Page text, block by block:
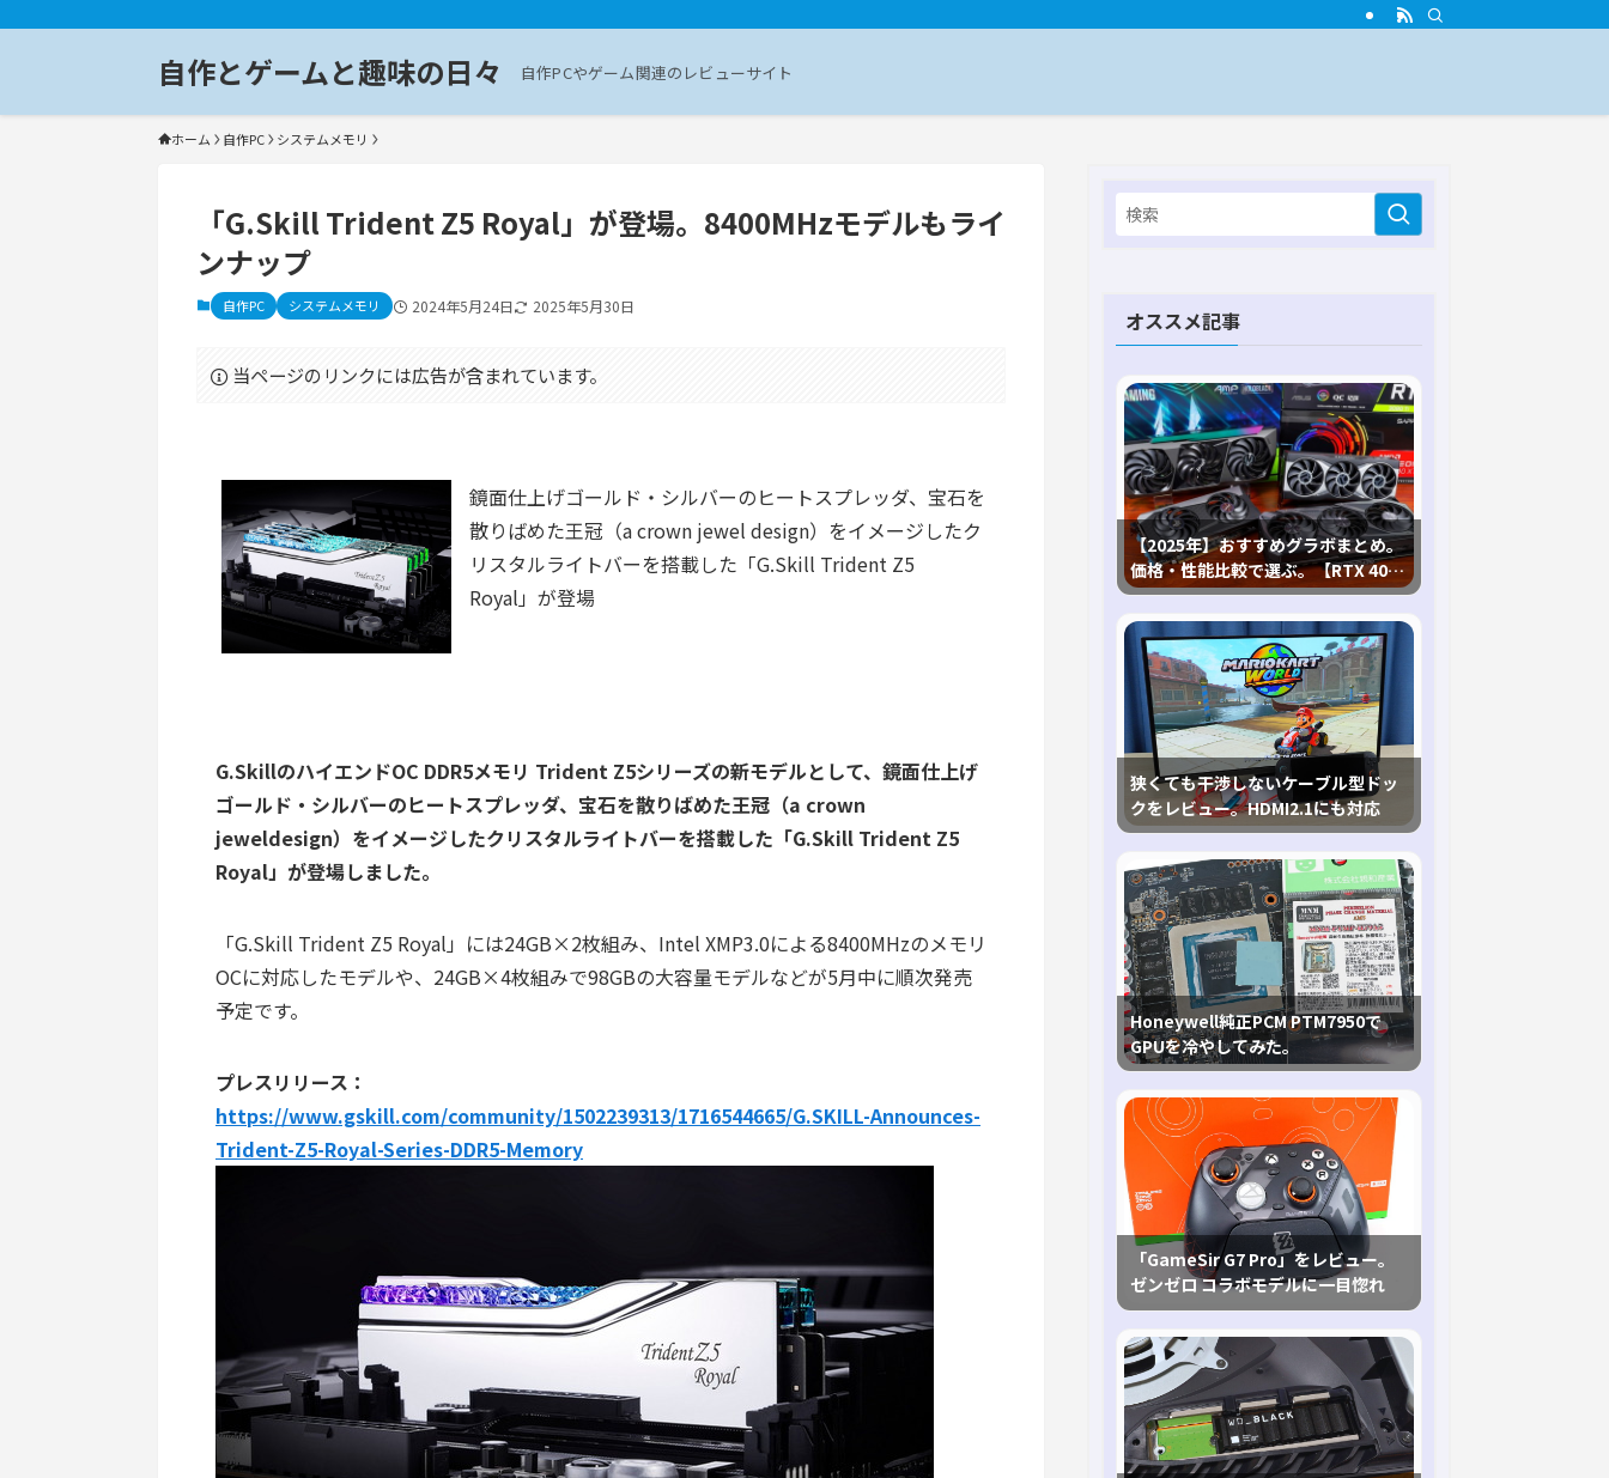
自作とゲームと趣味の日々 自作PCやゲーム関連のレビューサイト
ホーム 自作PC システムメモリ
「G.Skill Trident Z5 Royal」が登場。8400MHzモデルもライ
ンナップ
自作PC システムメモリ 2024年5月24日 2025年5月30日
当ページのリンクには広告が含まれています。
鏡面仕上げゴールド・シルバーのヒートスプレッダ、宝石を
散りばめた王冠（a crown jewel design）をイメージしたク
リスタルライトバーを搭載した「G.Skill Trident Z5
Royal」が登場
G.SkillのハイエンドOC DDR5メモリ Trident Z5シリーズの新モデルとして、鏡面仕上げ
ゴールド・シルバーのヒートスプレッダ、宝石を散りばめた王冠（a crown
jeweldesign）をイメージしたクリスタルライトバーを搭載した「G.Skill Trident Z5
Royal」が登場しました。
「G.Skill Trident Z5 Royal」には24GB×2枚組み、Intel XMP3.0による8400MHzのメモリ
OCに対応したモデルや、24GB×4枚組みで98GBの大容量モデルなどが5月中に順次発売
予定です。
プレスリリース：
https://www.gskill.com/community/1502239313/1716544665/G.SKILL-Announces-
Trident-Z5-Royal-Series-DDR5-Memory
オススメ記事
【2025年】おすすめグラボまとめ。
価格・性能比較で選ぶ。【RTX 40,
RX 7000各種に対応】
狭くても干渉しないケーブル型ドッ
クをレビュー。HDMI2.1にも対応
Honeywell純正PCM PTM7950で
GPUを冷やしてみた。
「GameSir G7 Pro」をレビュー。
ゼンゼロ コラボモデルに一目惚れ